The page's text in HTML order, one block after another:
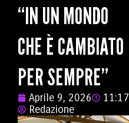
“IN UN MONDO
CHE È CAMBIATO
PER SEMPRE”
Aprile 9, 2026
11:17
Redazione